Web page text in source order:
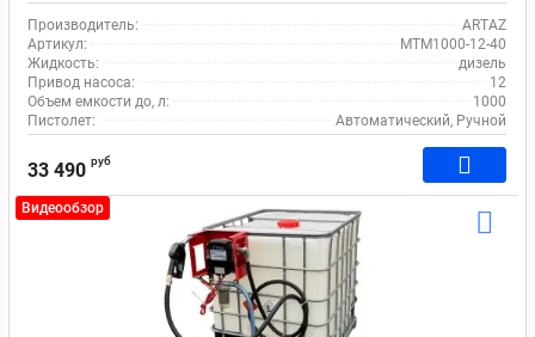
Производитель:
ARTAZ
Артикул:
MTM1000-12-40
Жидкость:
дизель
Привод насоса:
12
Объем емкости до, л:
1000
Пистолет:
Автоматический, Ручной
33 490 руб
Видеообзор